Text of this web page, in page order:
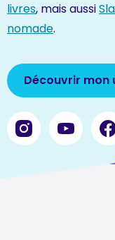
livres, mais aussi
nomade.
Découvrir mon